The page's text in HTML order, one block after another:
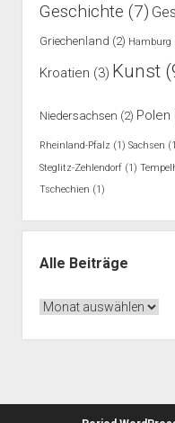
Geschichte (7)
Griechenland (2) Hamburg
Kroatien (3) Kunst
Niedersachsen (2) Polen
Rheinland-Pfalz(1) Sachsen
Steglitz-Zehlendorf (1)
Tschechien (1)
Alle Beiträge
Alle